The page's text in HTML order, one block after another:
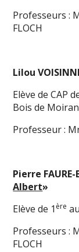
Professeurs :
FLOCH
Lilou
Elève de CAP
Bois de
Professeur :
Pierre FAURE-
Albert»
Elève de 1 ère
Professeurs :
FLOCH